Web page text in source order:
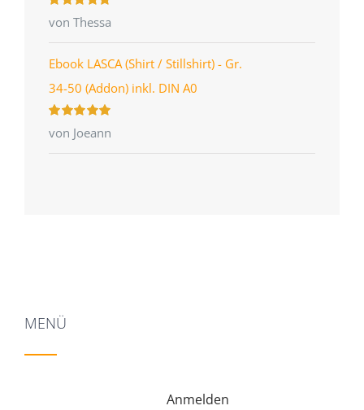
Bewertet
mit 5 von 5
von Thessa
Ebook LASCA (Shirt / Stillshirt) - Gr.
34-50 (Addon) inkl. DIN A0
Bewertet
mit 5 von 5
von Joeann
MENÜ
Anmelden